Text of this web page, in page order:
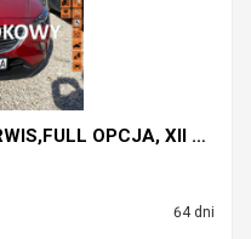
Mazda CX-3 AUTO WZÓR,SERWIS,FULL OPCJA, XII 2015
64 dni